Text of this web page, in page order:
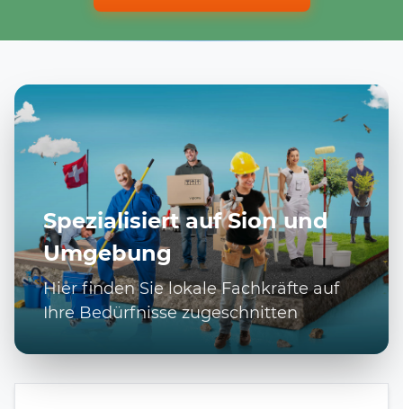
Spezialisiert auf Sion und
Umgebung
Hier finden Sie lokale Fachkräfte auf
Ihre Bedürfnisse zugeschnitten